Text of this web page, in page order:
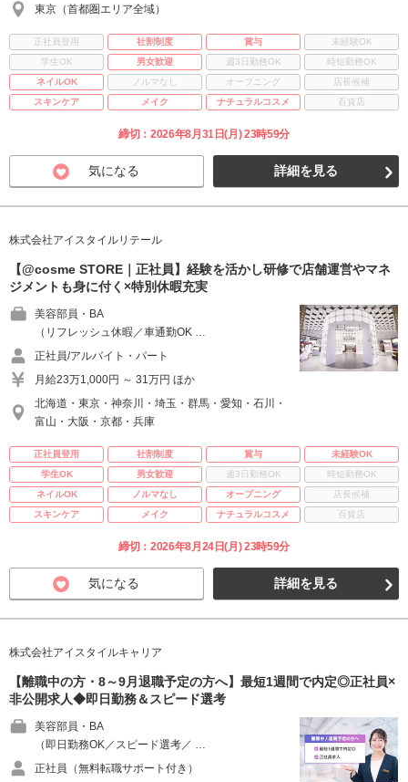
東京（首都圏エリア全域）
正社員登用 社割制度 賞与
未経験OK
学生OK
男女歓迎 週3日勤務OK
時短勤務OK
ネイルOK
ノルマなし オープニング
店長候補
スキンケア
メイク ナチュラルコスメ 百貨店
締切：2026年8月31日(月) 23時59分
気になる 詳細を見る
株式会社アイスタイルリテール
【@cosme STORE｜正社員】経験を活かし研修で店舗運営やマネ
ジメントも身に付く×特別休暇充実
美容部員・BA
（リフレッシュ休暇／車通勤OK …
正社員/アルバイト・パート
月給23万1,000円 ～ 31万円 ほか
北海道・東京・神奈川・埼玉・群馬・愛知・石川・
富山・大阪・京都・兵庫
正社員登用 社割制度 賞与
未経験OK
学生OK
男女歓迎 週3日勤務OK
時短勤務OK
ネイルOK
ノルマなし オープニング
店長候補
スキンケア
メイク ナチュラルコスメ 百貨店
締切：2026年8月24日(月) 23時59分
気になる 詳細を見る
株式会社アイスタイルキャリア
【離職中の方・8～9月退職予定の方へ】最短1週間で内定◎正社員×
非公開求人◆即日勤務＆スピード選考
美容部員・BA
（即日勤務OK／スピード選考／ …
正社員（無料転職サポート付き）